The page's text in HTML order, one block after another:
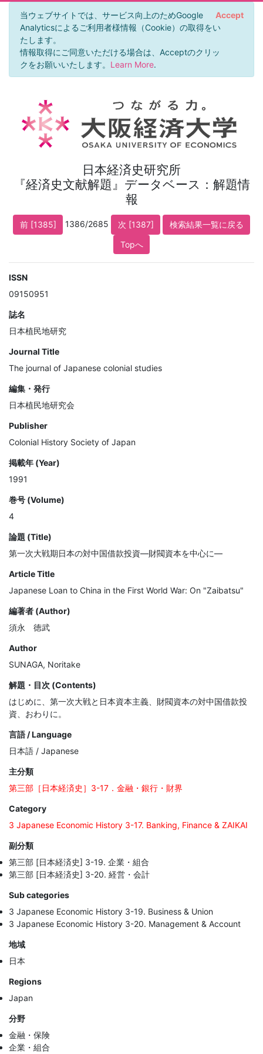
当ウェブサイトでは、サービス向上のためGoogle
Analyticsによるご利用者様情報（Cookie）の取得をい
たします。
情報取得にご同意いただける場合は、Acceptのクリッ
クをお願いいたします。 Learn More.
Accept
日本経済史研究所
『経済史文献解題』データベース：解題情
報
前 [1385] 1386/2685 次 [1387]
検索結果一覧に戻る
Topへ
ISSN
09150951
誌名
日本植民地研究
Journal Title
The journal of Japanese colonial studies
編集・発行
日本植民地研究会
Publisher
Colonial History Society of Japan
掲載年 (Year)
1991
巻号 (Volume)
4
論題 (Title)
第一次大戦期日本の対中国借款投資―財閥資本を中心に―
Article Title
Japanese Loan to China in the First World War: On "Zaibatsu"
編著者 (Author)
須永 徳武
Author
SUNAGA, Noritake
解題・目次 (Contents)
はじめに、第一次大戦と日本資本主義、財閥資本の対中国借款投
資、おわりに。
言語 / Language
日本語 / Japanese
主分類
第三部［日本経済史］3-17．金融・銀行・財界
Category
3 Japanese Economic History 3-17. Banking, Finance & ZAIKAI
副分類
第三部 [日本経済史] 3-19. 企業・組合
第三部 [日本経済史] 3-20. 経営・会計
Sub categories
3 Japanese Economic History 3-19. Business & Union
3 Japanese Economic History 3-20. Management & Account
地域
日本
Regions
Japan
分野
金融・保険
企業・組合